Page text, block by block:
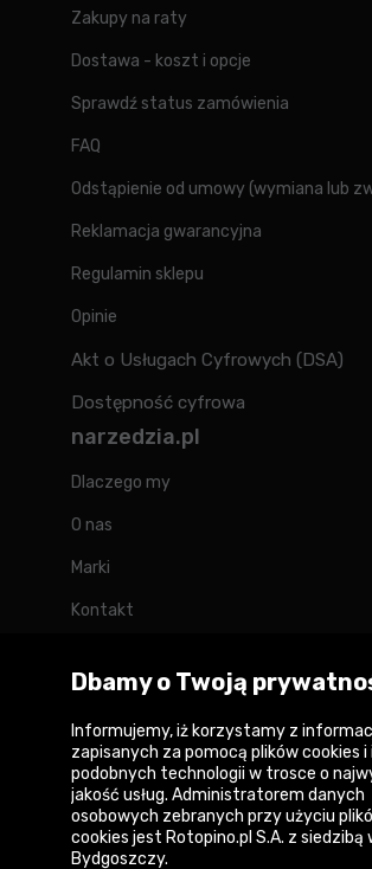
Zakupy na raty
Dostawa - koszt i opcje
Sprawdź status zamówienia
FAQ
Odstąpienie od umowy (wymiana lub
Reklamacja gwarancyjna
Regulamin sklepu
Opinie
Akt o Usługach Cyfrowych (DSA)
Dostępność cyfrowa
narzedzia.pl
Dlaczego my
O nas
Marki
Kontakt
Forum
Copyright © 2026
Polityka prywatności i zasady
Dbamy o Twoją
Informujemy, iż korzystamy z
zapisanych za pomocą plików cookies i
podobnych technologii w trosce o
jakość usług. Administratorem danych
osobowych zebranych przy użyciu
cookies jest Rotopino.pl S.A. z siedzibą
Bydgoszczy.